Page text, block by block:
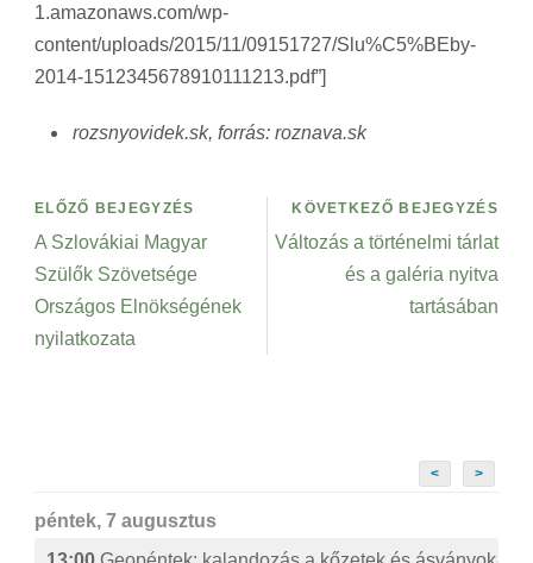
1.amazonaws.com/wp-
content/uploads/2015/11/09151727/Slu%C5%BEby-
2014-1512345678910111213.pdf”]
rozsnyovidek.sk, forrás: roznava.sk
ELŐZŐ BEJEGYZÉS
A Szlovákiai Magyar
Szülők Szövetsége
Országos Elnökségének
nyilatkozata
KÖVETKEZŐ BEJEGYZÉS
Változás a történelmi tárlat
és a galéria nyitva
tartásában
< >
péntek, 7 augusztus